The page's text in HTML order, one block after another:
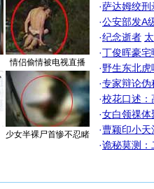
情侣偷情被电视直播
少女半裸尸首惨不忍睹
·萨达姆绞刑
·公安部发A
·纪念逝者
·丁俊晖豪
·野生东北
·专家辩论伪
·校花口述：
·女白领祼体
·曹颖印小天
·诡秘莫测：